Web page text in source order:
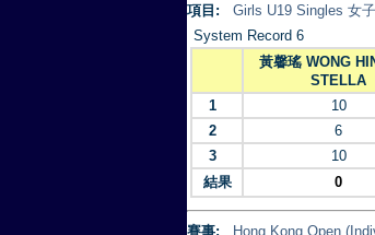
項目:
Girls U19 Singles 女
System Record 6
黃馨瑤 WONG
STELLA
1 10
2
6
3
10
結果
0
賽事:
Hong Kong Open